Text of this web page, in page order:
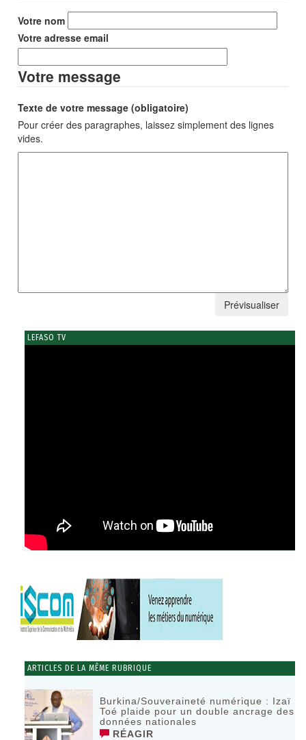
Votre nom
Votre adresse email
Votre message
Texte de votre message (obligatoire)
Pour créer des paragraphes, laissez simplement des lignes
vides.
LEFASO TV
ARTICLES DE LA MÊME RUBRIQUE
Burkina/Souveraineté numérique : Izaï
Toé plaide pour un double ancrage des
données nationales
RÉAGIR